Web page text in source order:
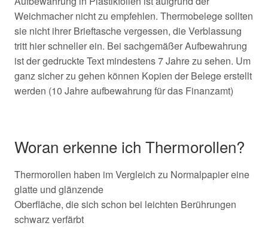
Weichmacher nicht zu empfehlen. Thermobelege sollten
sie nicht ihrer Brieftasche vergessen, die Verblassung
tritt hier schneller ein. Bei sachgemäßer Aufbewahrung
ist der gedruckte Text mindestens 7 Jahre zu sehen. Um
ganz sicher zu gehen können Kopien der Belege erstellt
werden (10 Jahre aufbewahrung für das Finanzamt)
Woran erkenne ich Thermorollen?
Thermorollen haben im Vergleich zu Normalpapier eine
glatte und glänzende
Oberfläche, die sich schon bei leichten Berührungen
schwarz verfärbt